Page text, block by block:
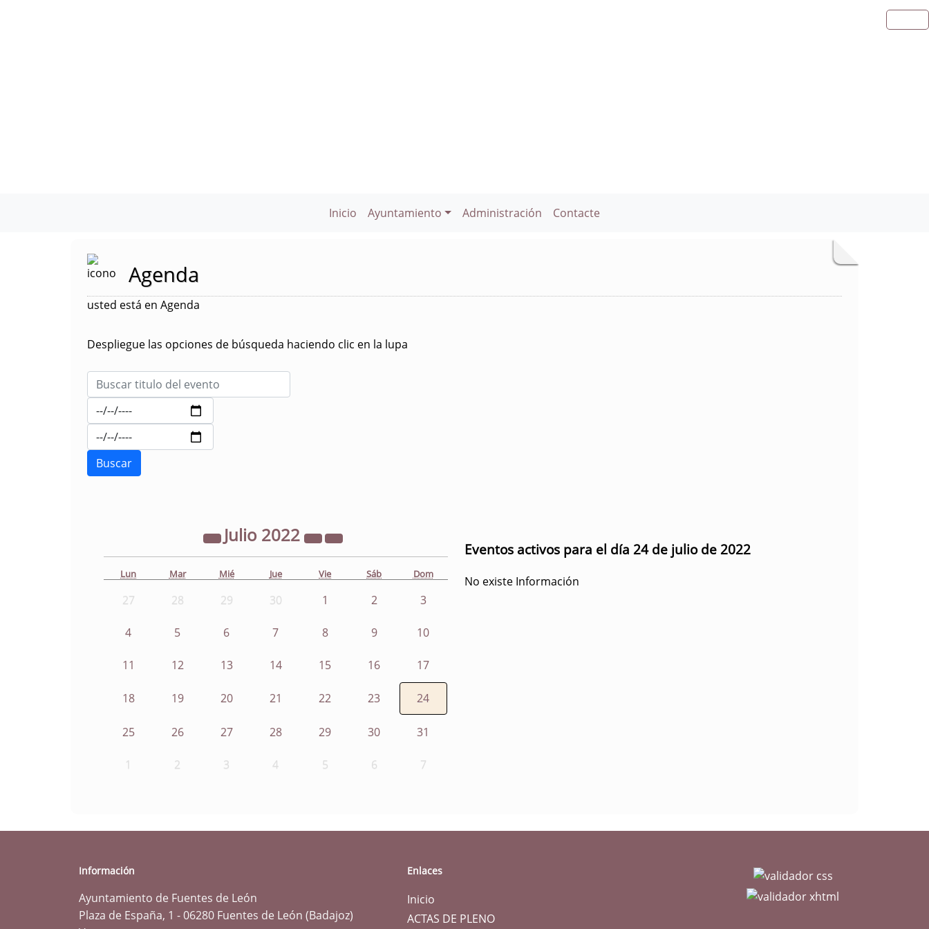
Inicio Ayuntamiento Administración Contacte
Agenda
usted está en Agenda
Despliegue las opciones de búsqueda haciendo clic en la lupa
Julio 2022
Lun Mar Mié Jue Vie Sáb Dom
27 28 29 30 1 2 3
4 5 6 7 8 9 10
11 12 13 14 15 16 17
18 19 20 21 22 23 24
25 26 27 28 29 30 31
1 2 3 4 5 6 7
Eventos activos para el día 24 de julio de 2022
No existe Información
Información
Ayuntamiento de Fuentes de León
Plaza de España, 1 - 06280 Fuentes de León (Badajoz)
Enlaces
Inicio
ACTAS DE PLENO